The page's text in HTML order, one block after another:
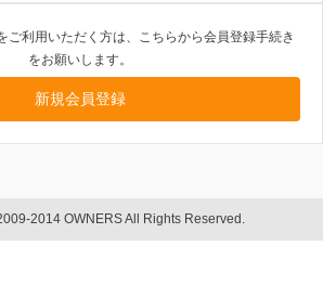
ご利用いただく方は、こちらから会員登録手続き
をお願いします。
新規会員登録
2014 OWNERS All Rights Reserved.